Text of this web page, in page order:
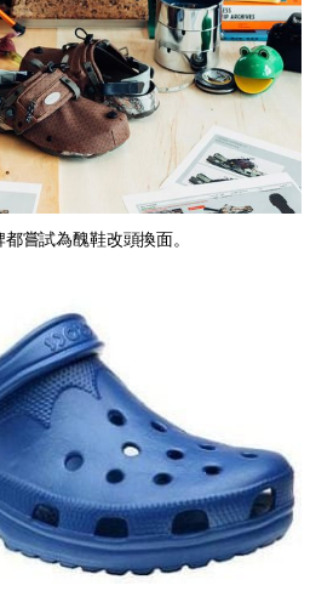
嘗試為醜鞋改頭換面。